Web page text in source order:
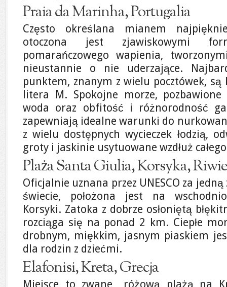
Praia da Marinha, Portugalia
Często określana mianem
otoczona jest zjawiskowymi
pomarańczowego wapienia,
nieustannie o nie uderzające.
punktem, znanym z wielu pocztówek,
litera M. Spokojne morze,
woda oraz obfitość i różnorodność
zapewniają idealne warunki do
z wielu dostępnych wycieczek łodzią,
groty i jaskinie usytuowane wzdłuż
Plaża Santa Giulia, Korsyka,
Oficjalnie uznana przez UNESCO za
świecie, położona jest na
Korsyki. Zatoka z dobrze osłoniętą
rozciąga się na ponad 2 km. Ciepłe
drobnym, miękkim, jasnym piaskiem
dla rodzin z dziećmi.
Elafonisi, Kreta, Grecja
Miejsce to zwane „różową plażą na